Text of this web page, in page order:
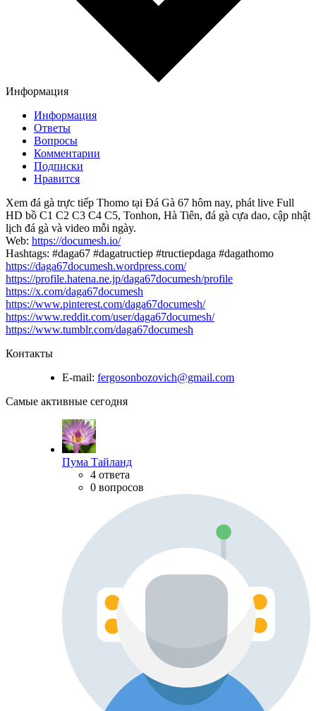
Информация
Информация
Ответы
Вопросы
Комментарии
Подписки
Нравится
Xem đá gà trực tiếp Thomo tại Đá Gà 67 hôm nay, phát live Full
HD bồ C1 C2 C3 C4 C5, Tonhon, Hà Tiên, đá gà cựa dao, cập nhật
lịch đá gà và video mỗi ngày.
Web: https://documesh.io/
Hashtags: #daga67 #dagatructiep #tructiepdaga #dagathomo
https://daga67documesh.wordpress.com/
https://profile.hatena.ne.jp/daga67documesh/profile
https://x.com/daga67documesh
https://www.pinterest.com/daga67documesh/
https://www.reddit.com/user/daga67documesh/
https://www.tumblr.com/daga67documesh
Контакты
E-mail: fergosonbozovich@gmail.com
Самые активные сегодня
Пума Тайланд
4 ответа
0 вопросов